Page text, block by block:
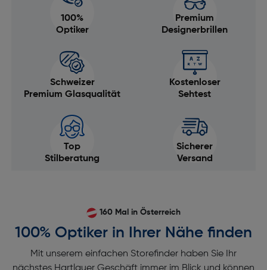
100%
Optiker
Premium
Designerbrillen
Schweizer
Premium Glasqualität
Kostenloser
Sehtest
Top
Stilberatung
Sicherer
Versand
160 Mal in Österreich
100% Optiker in Ihrer Nähe finden
Mit unserem einfachen Storefinder haben Sie Ihr